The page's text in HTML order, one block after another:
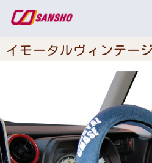
イモータルヴィンテージ